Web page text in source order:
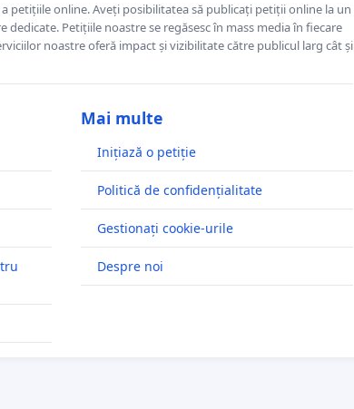
petițiile online. Aveți posibilitatea să publicați petiții online la un
Petițiile noastre se regăsesc în mass media în fiecare
noastre oferă impact și vizibilitate către publicul larg cât și
Mai multe
Inițiază o petiție
Politică de confidențialitate
Gestionați cookie-urile
Despre noi